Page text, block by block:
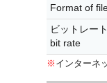
Format of
ビットレート
bit rate
※ インターネ